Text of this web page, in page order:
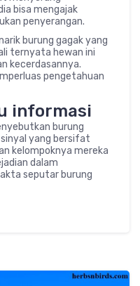
bisa mengajak
penyerangan.
burung gagak yang
ternyata hewan ini
kecerdasannya.
pengetahuan
informasi
burung
yang bersifat
kelompoknya mereka
dalam
seputar burung